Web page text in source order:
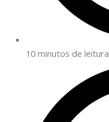
10 minutos de leitura